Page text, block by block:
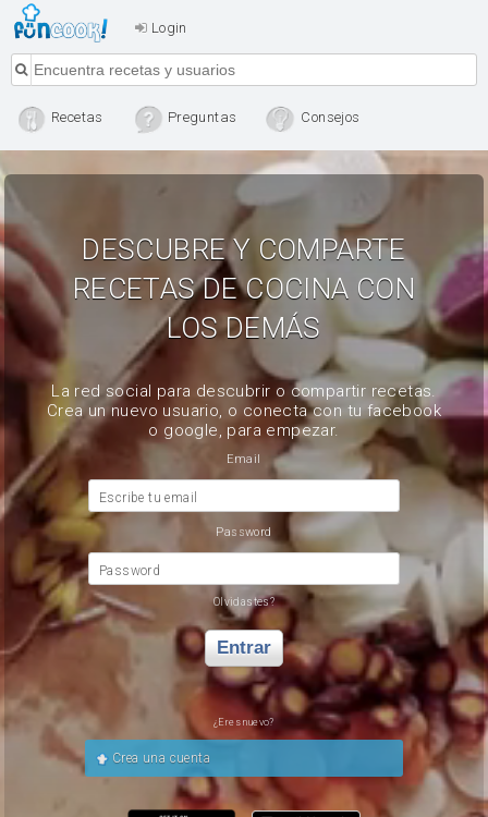
Login
Recetas Preguntas Consejos
DESCUBRE Y COMPARTE
RECETAS DE COCINA CON
LOS DEMÁS
La red social para descubrir o compartir recetas.
Crea un nuevo usuario, o conecta con tu facebook
o google, para empezar.
Email
Escribe tu email
Password
Password
Olvidastes?
Entrar
¿Eres nuevo?
Crea una cuenta